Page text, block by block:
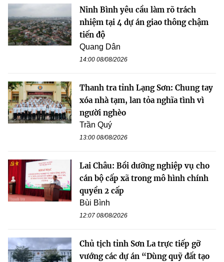
Ninh Bình yêu cầu làm rõ trách
nhiệm tại 4 dự án giao thông chậm
tiến độ
Quang Dân
14:00 08/08/2026
Thanh tra tỉnh Lạng Sơn: Chung tay
xóa nhà tạm, lan tỏa nghĩa tình vì
người nghèo
Trần Quý
13:00 08/08/2026
Lai Châu: Bồi dưỡng nghiệp vụ cho
cán bộ cấp xã trong mô hình chính
quyền 2 cấp
Bùi Bình
12:07 08/08/2026
Chủ tịch tỉnh Sơn La trực tiếp gỡ
vướng các dự án “Dùng quỹ đất tạo